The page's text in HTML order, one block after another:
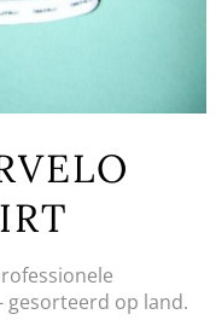
gesorteerd op land.